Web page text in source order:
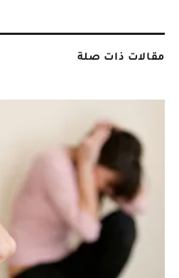
مقالات ذات صلة